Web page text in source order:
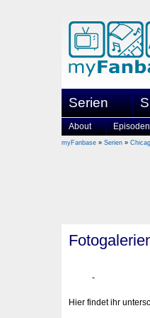
Serien
About Episoden
myFanbase » Serien »
Hier findet ihr